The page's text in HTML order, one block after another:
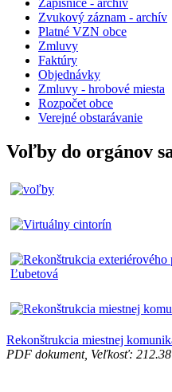
Zápisnice - archiv
Zvukový záznam - archív
Platné VZN obce
Zmluvy
Faktúry
Objednávky
Zmluvy - hrobové miesta
Rozpočet obce
Verejné obstarávanie
Voľby do orgánov
Rekonštrukcia miestnej
PDF dokument, Veľkosť: